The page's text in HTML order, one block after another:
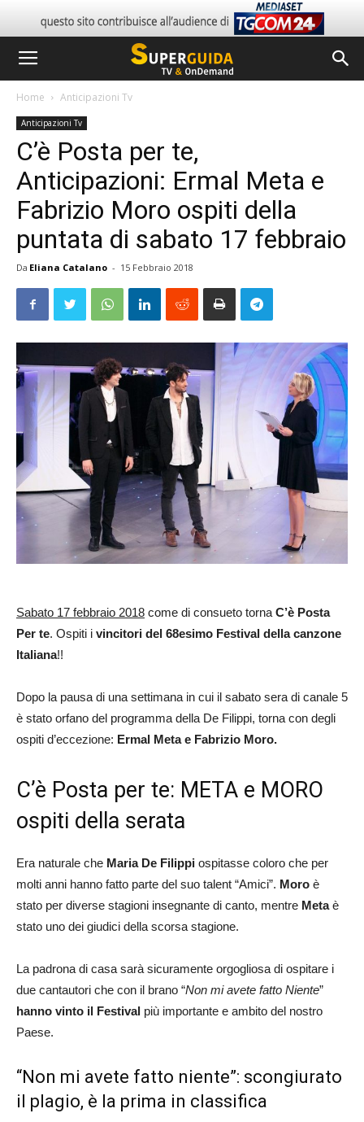
Home Anticipazioni Tv
Anticipazioni Tv
C’è Posta per te,
Anticipazioni: Ermal Meta e
Fabrizio Moro ospiti della
puntata di sabato 17 febbraio
Da Eliana Catalano - 15 Febbraio 2018
Sabato 17 febbraio 2018 come di consueto torna C’è Posta
Per te. Ospiti i vincitori del 68esimo Festival della canzone
Italiana!!
Dopo la pausa di una settimana in cui il sabato sera di canale 5
è stato orfano del programma della De Filippi, torna con degli
ospiti d’eccezione: Ermal Meta e Fabrizio Moro.
C’è Posta per te: META e MORO
ospiti della serata
Era naturale che Maria De Filippi ospitasse coloro che per
molti anni hanno fatto parte del suo talent “Amici”. Moro è
stato per diverse stagioni insegnante di canto, mentre Metaè
stato uno dei giudici della scorsa stagione.
La padrona di casa sarà sicuramente orgogliosa di ospitare i
due cantautori che con il brano “Non mi avete fatto Niente”
hanno vinto il Festival più importante e ambito del nostro
Paese.
“Non mi avete fatto niente”: scongiurato
il plagio, è la prima in classifica